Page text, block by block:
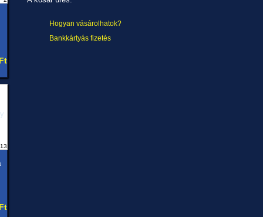
13
Hogyan vásárolhatok?
Bankkártyás fizetés